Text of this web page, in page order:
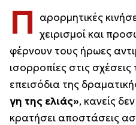
Π αρορμητικές
χειρισμοί και
φέρνουν τους ήρωες
ισορροπίες στις
επεισόδια της
γη της ελιάς», κανείς
κρατήσει αποστάσεις